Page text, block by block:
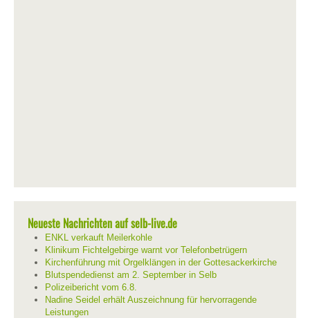
Neueste Nachrichten auf selb-live.de
ENKL verkauft Meilerkohle
Klinikum Fichtelgebirge warnt vor Telefonbetrügern
Kirchenführung mit Orgelklängen in der Gottesackerkirche
Blutspendedienst am 2. September in Selb
Polizeibericht vom 6.8.
Nadine Seidel erhält Auszeichnung für hervorragende
Leistungen